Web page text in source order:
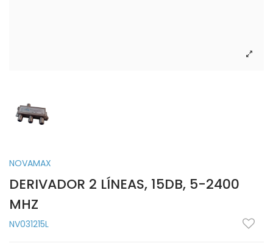
NOVAMAX
DERIVADOR 2 LÍNEAS, 15DB, 5-2400
MHZ
NV031215L